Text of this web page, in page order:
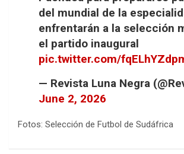
del mundial de la
enfrentarán a la selección
el partido inaugural
pic.twitter.com/
— Revista Luna Negra
June 2, 2026
Fotos: Selección de Futbol de Sudáfrica